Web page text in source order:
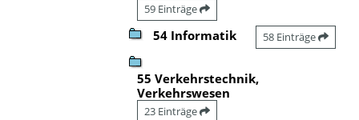
59 Einträge
54 Informatik 58 Einträge
55 Verkehrstechnik,
Verkehrswesen
23 Einträge